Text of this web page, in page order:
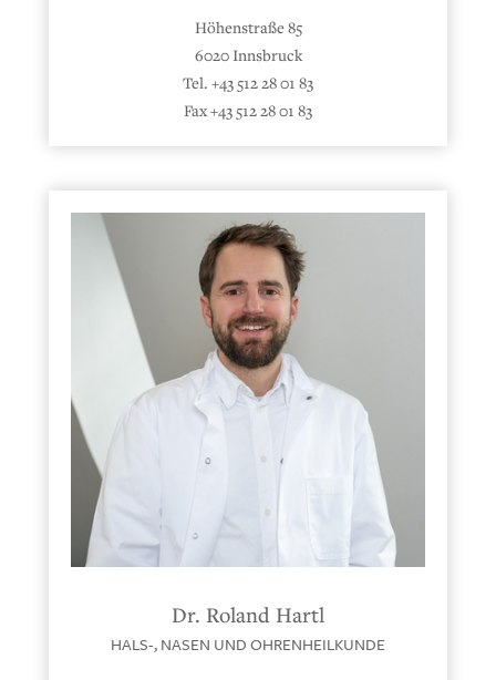
Höhenstraße 85
6020 Innsbruck
Tel. +43 512 28 01 83
Fax +43 512 28 01 83
Dr. Roland Hartl
HALS-, NASEN UND OHRENHEILKUNDE